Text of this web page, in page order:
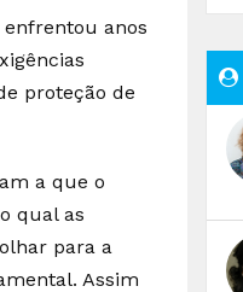
anos
proteção de
a que o
qual as
para a
Assim